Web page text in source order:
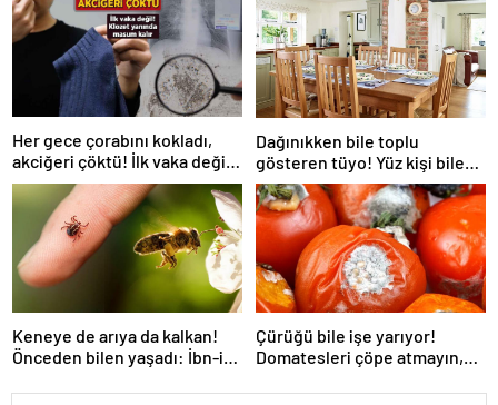
Her gece çorabını kokladı,
akciğeri çöktü! İlk vaka değil:
‘Klozet yanında masum kalır’
Dağınıkken bile toplu
gösteren tüyo! Yüz kişi bile
gelse fark edilmiyor
Keneye de arıya da kalkan!
Önceden bilen yaşadı: İbn-i
Çürüğü bile işe yarıyor!
Domatesleri çöpe atmayın,